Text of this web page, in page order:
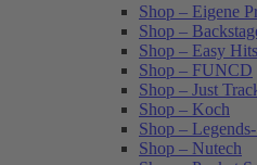
Shop – Eigene
Shop –
Shop – Easy Hits
Shop – FUNCD
Shop – Just
Shop – Koch
Shop –
Shop – Nutech